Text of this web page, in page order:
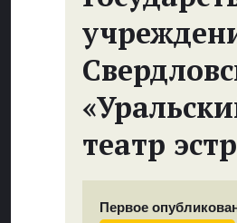
театр
Первое